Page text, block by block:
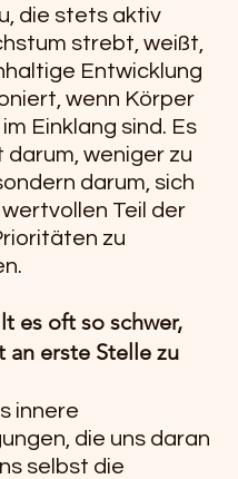
die stets aktiv
strebt, weißt,
Entwicklung
wenn Körper
Einklang sind. Es
darum, weniger zu
darum, sich
Teil der
zu
es oft so schwer,
an erste Stelle zu
innere
die uns daran
selbst die